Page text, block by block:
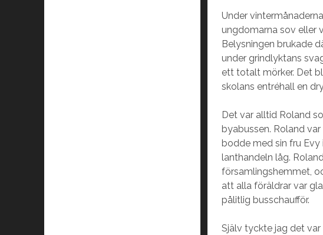
Under
ungdomarna sov eller
Belysningen brukade
under grindlyktans
ett totalt mörker. Det
skolans entréhall en
Det var alltid Roland
byabussen. Roland
bodde med sin fru
lanthandeln låg.
församlingshemmet,
att alla föräldrar var
pålitlig busschaufför.
Själv tyckte jag det var